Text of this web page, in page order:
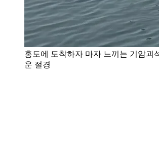
홍도에 도착하자 마자 느끼는 기암괴
운 절경